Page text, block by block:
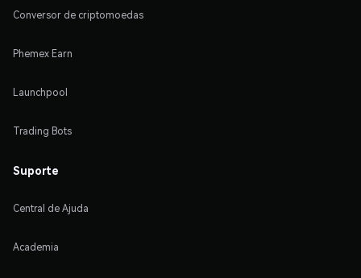
Conversor de criptomoedas
Phemex Earn
Launchpool
Trading Bots
Suporte
Central de Ajuda
Academia